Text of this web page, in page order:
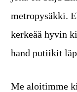
metropysäkki.
kerkeää hyvin
hand putiikit
Me aloitimme